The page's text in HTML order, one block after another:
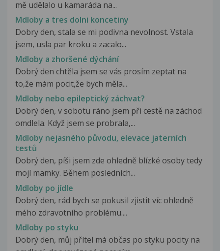
mě udělalo u kamaráda na...
Mdloby a tres dolni koncetiny
Dobry den, stala se mi podivna nevolnost. Vstala
jsem, usla par kroku a zacalo...
Mdloby a zhoršené dýchání
Dobrý den chtěla jsem se vás prosím zeptat na
to,že mám pocit,že bych měla...
Mdloby nebo epileptický záchvat?
Dobrý den, v sobotu ráno jsem při cestě na záchod
omdlela. Když jsem se probrala,...
Mdloby nejasného původu, elevace jaterních
testů
Dobrý den, píši jsem zde ohledně blízké osoby tedy
mojí mamky. Během posledních...
Mdloby po jídle
Dobrý den, rád bych se pokusil zjistit víc ohledně
mého zdravotního problému....
Mdloby po styku
Dobrý den, můj přítel má občas po styku pocity na